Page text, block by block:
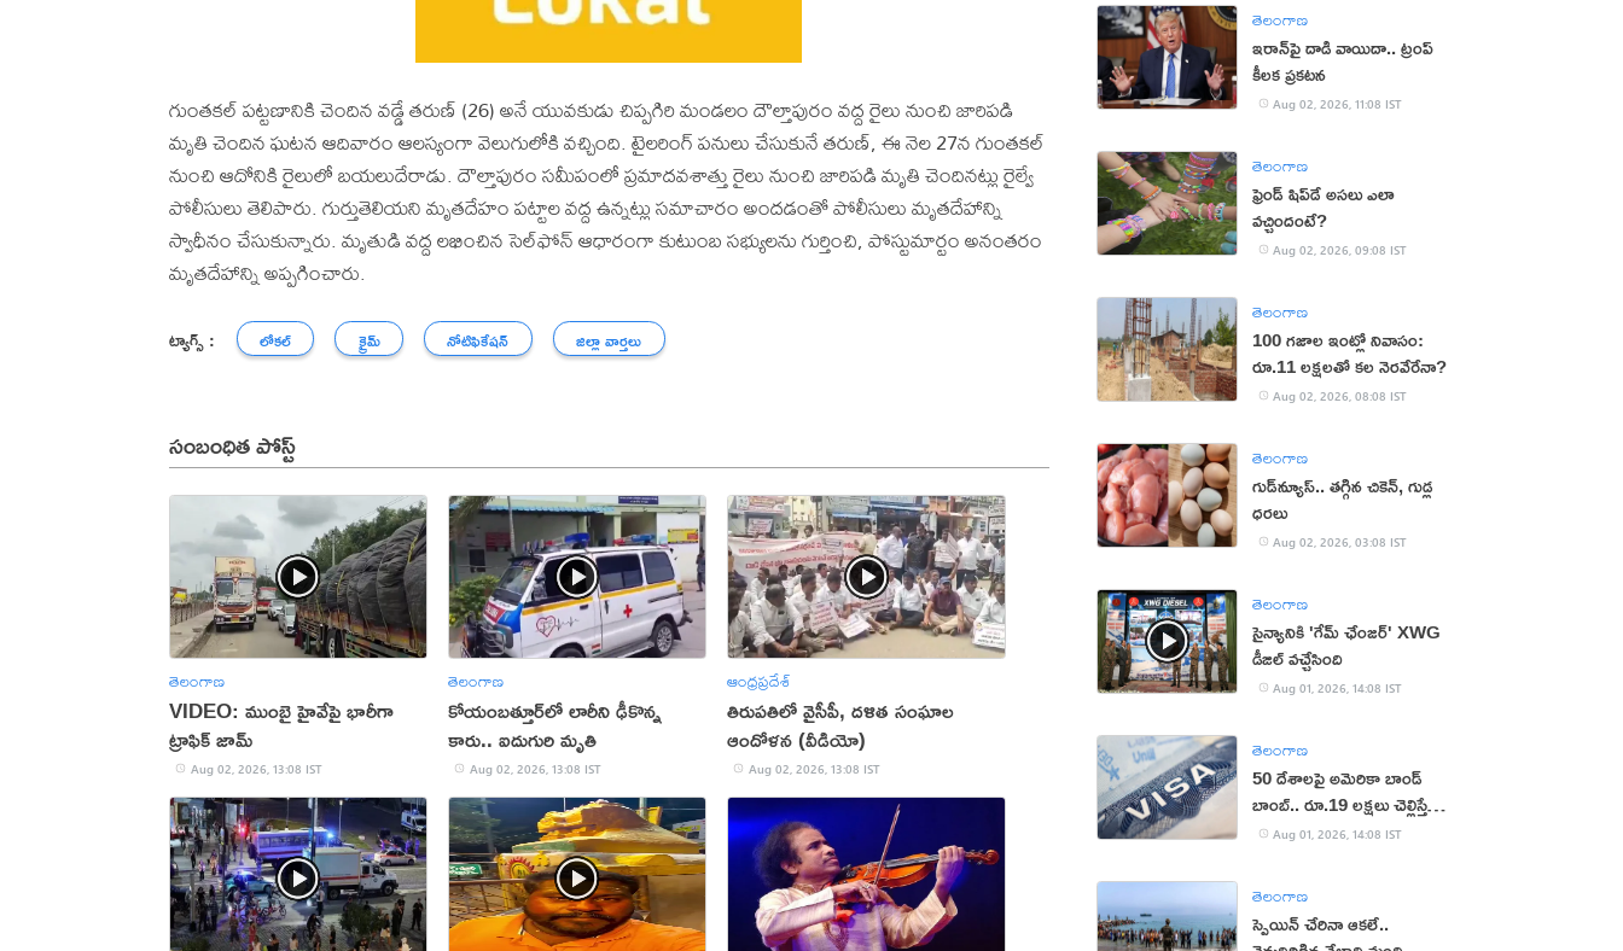
గుంతకల్ పట్టణానికి చెందిన వడ్డే తరుణ్ (26) అనే యువకుడు చిప్పగిరి మండలం దౌల్తాపురం వద్ద రైలు నుంచి జారిపడి
మృతి చెందిన ఘటన ఆదివారం ఆలస్యంగా వెలుగులోకి వచ్చింది. టైలరింగ్ పనులు చేసుకునే తరుణ్, ఈ నెల 27న గుంతకల్
నుంచి ఆదోనికి రైలులో బయలుదేరాడు. దౌల్తాపురం సమీపంలో ప్రమాదవశాత్తు రైలు నుంచి జారిపడి మృతి చెందినట్లు రైల్వే
పోలీసులు తెలిపారు. గుర్తుతెలియని మృతదేహం పట్టాల వద్ద ఉన్నట్లు సమాచారం అందడంతో పోలీసులు మృతదేహాన్ని
స్వాధీనం చేసుకున్నారు. మృతుడి వద్ద లభించిన సెల్‌ఫోన్ ఆధారంగా కుటుంబ సభ్యులను గుర్తించి, పోస్టుమార్టం అనంతరం
మృతదేహాన్ని అప్పగించారు.
ట్యాగ్స్ : లోకల్ క్రైమ్ నోటిఫికేషన్ జిల్లా వార్తలు
సంబంధిత పోస్ట్
తెలంగాణ
VIDEO: ముంబై హైవేపై భారీగా
ట్రాఫిక్ జామ్
Aug 02, 2026, 13:08 IST
తెలంగాణ
కోయంబత్తూర్‌లో లారీని ఢీకొన్న
కారు.. ఐదుగురి మృతి
Aug 02, 2026, 13:08 IST
ఆంధ్రప్రదేశ్
తిరుపతిలో వైసీపీ, దళిత సంఘాల
ఆందోళన (వీడియో)
Aug 02, 2026, 13:08 IST
తెలంగాణ
ఇరాన్‌పై దాడి వాయిదా.. ట్రంప్
కీలక ప్రకటన
Aug 02, 2026, 11:08 IST
తెలంగాణ
ఫ్రెండ్ షిప్‌డే అసలు ఎలా
వచ్చిందంటే?
Aug 02, 2026, 09:08 IST
తెలంగాణ
100 గజాల ఇంట్లో నివాసం:
రూ.11 లక్షలతో కల నెరవేరేనా?
Aug 02, 2026, 08:08 IST
తెలంగాణ
గుడ్‌న్యూస్.. తగ్గిన చికెన్, గుడ్ల
ధరలు
Aug 02, 2026, 03:08 IST
తెలంగాణ
సైన్యానికి 'గేమ్ ఛేంజర్' XWG
డీజిల్ వచ్చేసింది
Aug 01, 2026, 14:08 IST
తెలంగాణ
50 దేశాలపై అమెరికా బాండ్
బాంబ్.. రూ.19 లక్షలు చెల్లిస్తేనే
వీసా!Aug 01, 2026, 14:08 IST
తెలంగాణ
స్పెయిన్ చేరినా ఆకలే..